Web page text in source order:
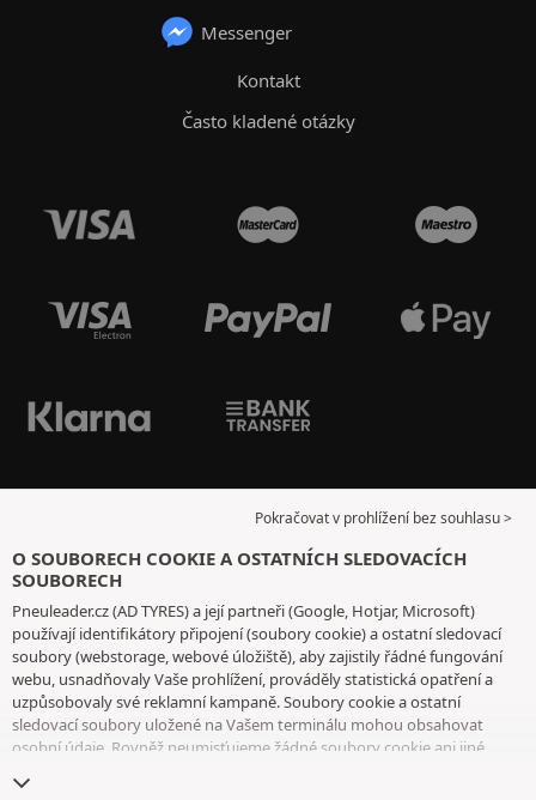
Messenger
Kontakt
Často kladené otázky
Pokračovat v prohlížení bez souhlasu >
O SOUBORECH COOKIE A OSTATNÍCH SLEDOVACÍCH
SOUBORECH
Pneuleader.cz (AD TYRES) a její partneři (Google, Hotjar, Microsoft)
používají identifikátory připojení (soubory cookie) a ostatní sledovací
soubory (webstorage, webové úložiště), aby zajistily řádné fungování
webu, usnadňovaly Vaše prohlížení, prováděly statistická opatření a
uzpůsobovaly své reklamní kampaně. Soubory cookie a ostatní
sledovací soubory uložené na Vašem terminálu mohou obsahovat
osobní údaje. Rovněž neumisťujeme žádné soubory cookie ani jiné
vyjma těch, které jsou nezbytné pro fungování webu. Vaši volbu